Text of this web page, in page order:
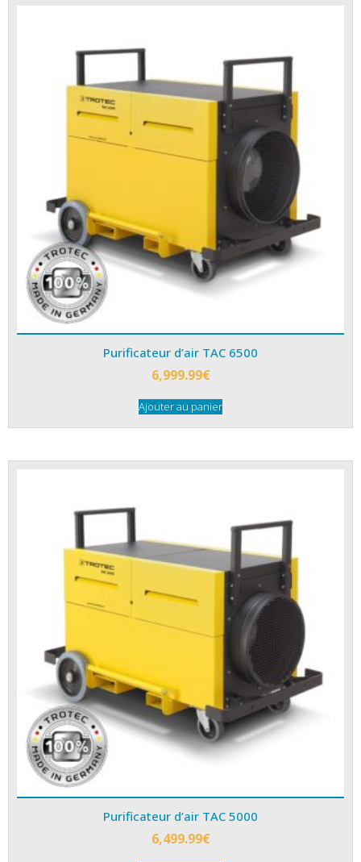
Purificateur d’air TAC 6500
6,999.99€
Ajouter au panier
Purificateur d’air TAC 5000
6,499.99€